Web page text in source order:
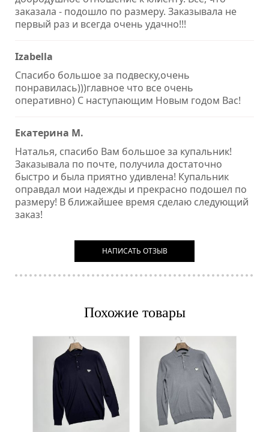
заказала - подошло по размеру. Заказывала не
первый раз и всегда очень удачно!!!
Izabella
Спасибо большое за подвеску,очень
понравилась)))главное что все очень
оперативно) С наступающим Новым годом Вас!
Екатерина М.
Наталья, спасибо Вам большое за купальник!
Заказывала по почте, получила достаточно
быстро и была приятно удивлена! Купальник
оправдал мои надежды и прекрасно подошел по
размеру! В ближайшее время сделаю следующий
заказ!
НАПИСАТЬ ОТЗЫВ
Похожие товары